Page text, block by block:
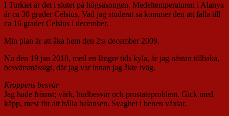
I Turkiet är det i slutet på högsäsongen. Medeltemperaturen i Alanya
är ca 30 grader Celsius. Vad jag studerat så kommer den att falla till
ca 16 grader Celsius i december.
Min plan är att åka hem den 2:a december 2009.
Nu den 19 jan 2010, med en längre tids kyla, är jag nästan tillbaka,
besvärsmässigt, där jag var innan jag åkte iväg.
Kroppens besvär
Jag hade främst; värk, hudbesvär och prostataproblem. Gick med
käpp, mest för att hålla balansen. Svaghet i benen växlar.